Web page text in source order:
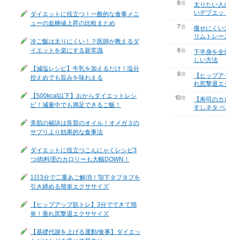
ダイエットに役立つ！一般的な食事メニ
ューの血糖値上昇の比較まとめ
冷ご飯は太りにくい！？医師が教えるダ
イエットを楽にする新常識
【減塩レシピ】牛乳を加えるだけ！塩分
控えめでも旨みを味わえる
【500kcal以下】おからダイエットレシ
ピ！減量中でも満足できるご飯！
美肌の秘訣は良質のオイル！オメガ３の
サプリより効果的な食事法
ダイエットに役立つこんにゃくレシピ3
つ/肉料理のカロリーも大幅DOWN！
1日3分で二重あご解消！顎下タプタプを
引き締める簡単エクササイズ
【ヒップアップ筋トレ】3分でできて簡
単！垂れ尻撃退エクササイズ
【基礎代謝を上げる運動/食事】ダイエッ
太りたい人
いデブエッ
痩せにくい
リムトレー
下半身を全
しい方法
【ヒップ
れ尻撃退エ
【寿司の
すしネタ